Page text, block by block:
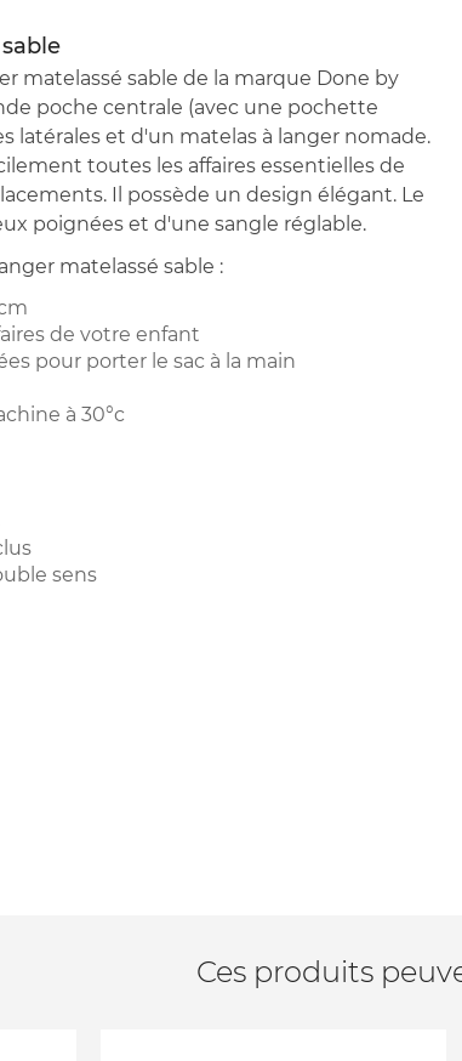
matelassé sable de la marque Done by
poche centrale (avec une pochette
latérales et d'un matelas à langer nomade.
toutes les affaires essentielles de
Il possède un design élégant. Le
poignées et d'une sangle réglable.
matelassé sable :
de votre enfant
pour porter le sac à la main
à 30°c
sens
Ces produits